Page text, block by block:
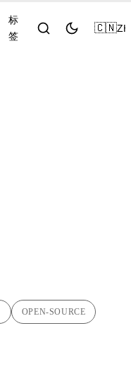
标
签
🇨🇳ZH
OPEN-SOURCE